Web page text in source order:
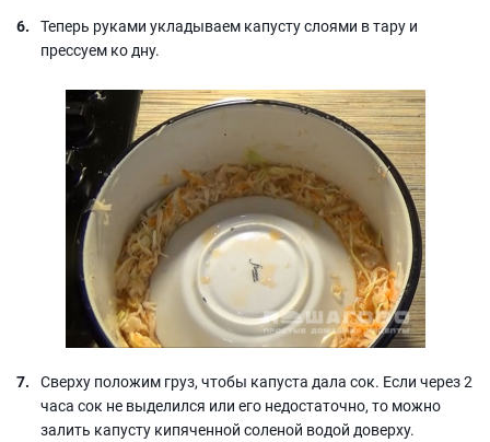
Теперь руками укладываем капусту слоями в тару и
прессуем ко дну.
Сверху положим груз, чтобы капуста дала сок. Если через 2
часа сок не выделился или его недостаточно, то можно
залить капусту кипяченной соленой водой доверху.